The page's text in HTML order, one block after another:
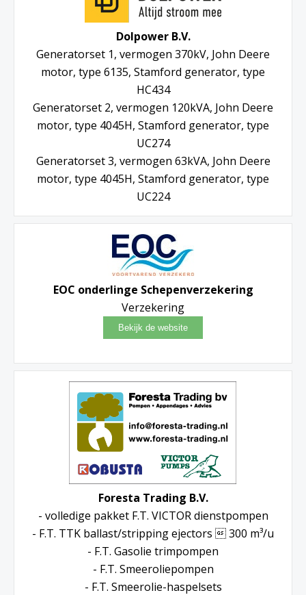
Dolpower B.V.
Generatorset 1, vermogen 370kV, John Deere
motor, type 6135, Stamford generator, type
HC434
Generatorset 2, vermogen 120kVA, John Deere
motor, type 4045H, Stamford generator, type
UC274
Generatorset 3, vermogen 63kVA, John Deere
motor, type 4045H, Stamford generator, type
UC224
EOC onderlinge Schepenverzekering
Verzekering
Foresta Trading B.V.
- volledige pakket F.T. VICTOR dienstpompen
- F.T. TTK ballast/stripping ejectors  300 m³/u
- F.T. Gasolie trimpompen
- F.T. Smeeroliepompen
- F.T. Smeerolie-haspelsets